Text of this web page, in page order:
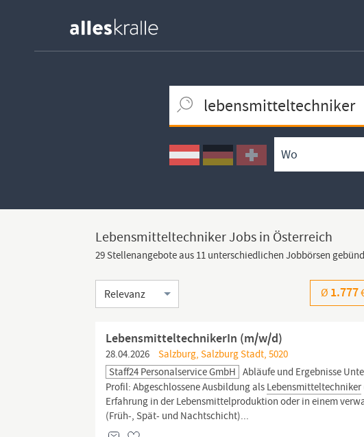
Ortssuche
Umkreissuche
Arbeitsform
Lebensmitteltechniker Jobs in Österreich
29 Stellenangebote aus 11 unterschiedlichen Jobbörsen
Sortierung Ø 1.777
LebensmitteltechnikerIn (m/w/d)
28.04.2026
Salzburg, Salzburg Stadt, 5020
Staff24 Personalservice GmbH Abläufe und Ergebnisse
Profil: Abgeschlossene Ausbildung als Lebensmitteltechniker
Erfahrung in der Lebensmittelproduktion oder in einem
(Früh-, Spät- und Nachtschicht)...